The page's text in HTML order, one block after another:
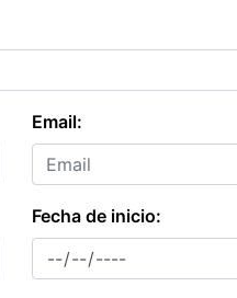
Email:
Fecha de inicio: